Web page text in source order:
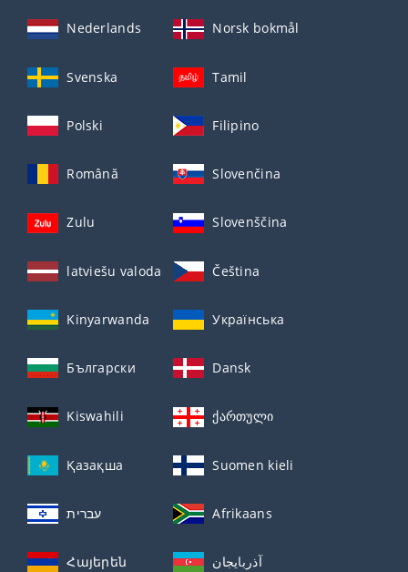
Nederlands Norsk bokmål
Svenska Tamil
Polski Filipino
Română Slovenčina
Zulu Slovenščina
latviešu valoda Čeština
Kinyarwanda Українська
Български Dansk
Kiswahili ქართული
Қазақша Suomen kieli
עברית Afrikaans
Հայերեն آذربايجان